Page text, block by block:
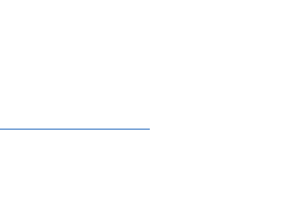
SMART Nutrition” com a Chef
da Educação Pré-Escolar